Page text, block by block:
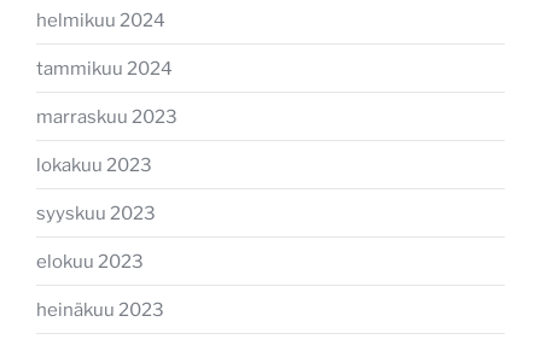
helmikuu 2024
tammikuu 2024
marraskuu 2023
lokakuu 2023
syyskuu 2023
elokuu 2023
heinäkuu 2023